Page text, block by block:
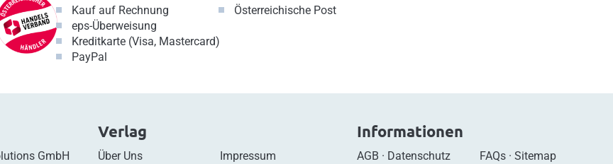
Kauf auf Rechnung
eps-Überweisung
Kreditkarte (Visa, Mastercard)
PayPal
Österreichische Post
GmbH
Verlag
Über Uns Impressum
Informationen
AGB · Datenschutz FAQs· Sitemap